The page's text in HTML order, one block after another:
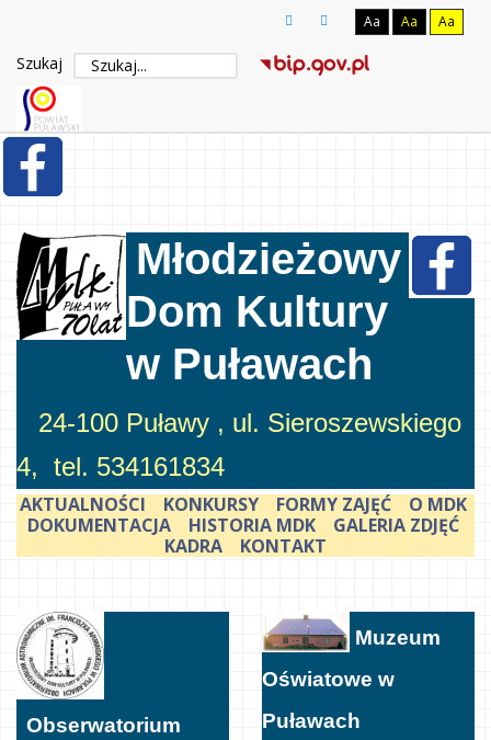
Aa Aa Aa
Szukaj
Młodzieżowy
Dom Kultury
w Puławach
24-100 Puławy , ul. Sieroszewskiego
4, tel. 534161834
AKTUALNOŚCI KONKURSY FORMY ZAJĘĆ
O MDK
DOKUMENTACJA
HISTORIA MDK
GALERIA ZDJĘĆ
KADRA
KONTAKT
Obserwatorium
Muzeum
Oświatowe w
Puławach